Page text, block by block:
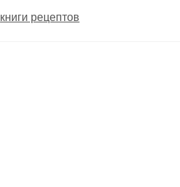
книги рецептов